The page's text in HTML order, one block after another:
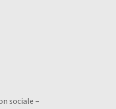
sociale –